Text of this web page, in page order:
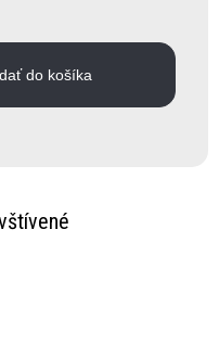
do košíka